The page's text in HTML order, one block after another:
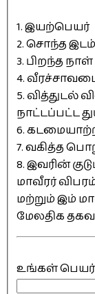
1. இயற்பெயர்
2. சொந்த இடம்
3. பிறந்த நாள்
4.
5. வித்துடல்
நாட்டப்பட்ட
6.
7. வகித்த
8. இவரின்
மாவீரர்
மற்றும் இம்
மேலதிக
உங்கள் பெயர்